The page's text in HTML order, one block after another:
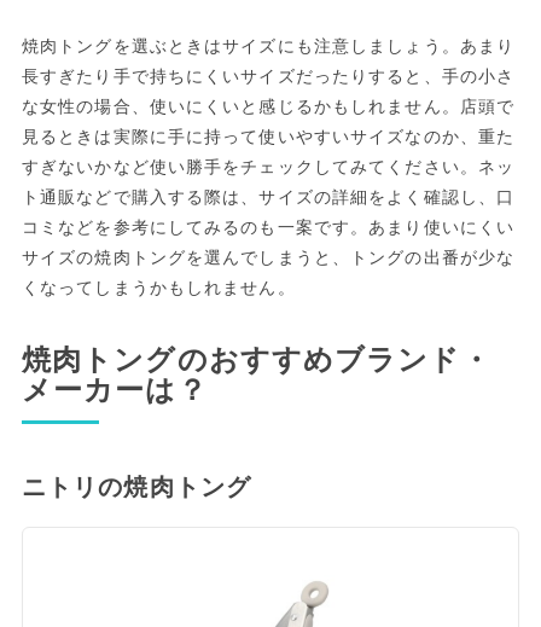
焼肉トングを選ぶときはサイズにも注意しましょう。あまり
長すぎたり手で持ちにくいサイズだったりすると、手の小さ
な女性の場合、使いにくいと感じるかもしれません。店頭で
見るときは実際に手に持って使いやすいサイズなのか、重た
すぎないかなど使い勝手をチェックしてみてください。ネッ
ト通販などで購入する際は、サイズの詳細をよく確認し、口
コミなどを参考にしてみるのも一案です。あまり使いにくい
サイズの焼肉トングを選んでしまうと、トングの出番が少な
くなってしまうかもしれません。
焼肉トングのおすすめブランド・
メーカーは？
ニトリの焼肉トング